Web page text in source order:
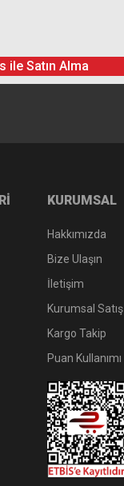
ile Satın Alma
KURUMSAL
Hakkımızda
Bize Ulaşın
İletişim
Kurumsal Satış
Kargo Takip
Puan Kullanımı